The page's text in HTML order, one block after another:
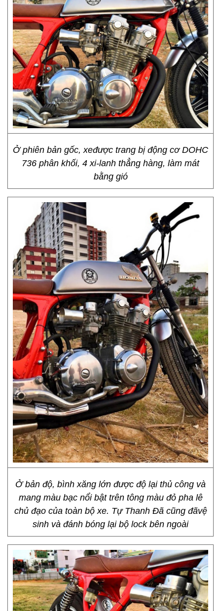
Ở phiên bản gốc, xeđược trang bị động cơ DOHC
736 phân khối, 4 xi-lanh thẳng hàng, làm mát
bằng gió
Ở bản độ, bình xăng lớn được độ lại thủ công và
mang màu bạc nổi bật trên tông màu đỏ pha lê
chủ đạo của toàn bộ xe. Tự Thanh Đã cũng đãvệ
sinh và đánh bóng lại bộ lock bên ngoài